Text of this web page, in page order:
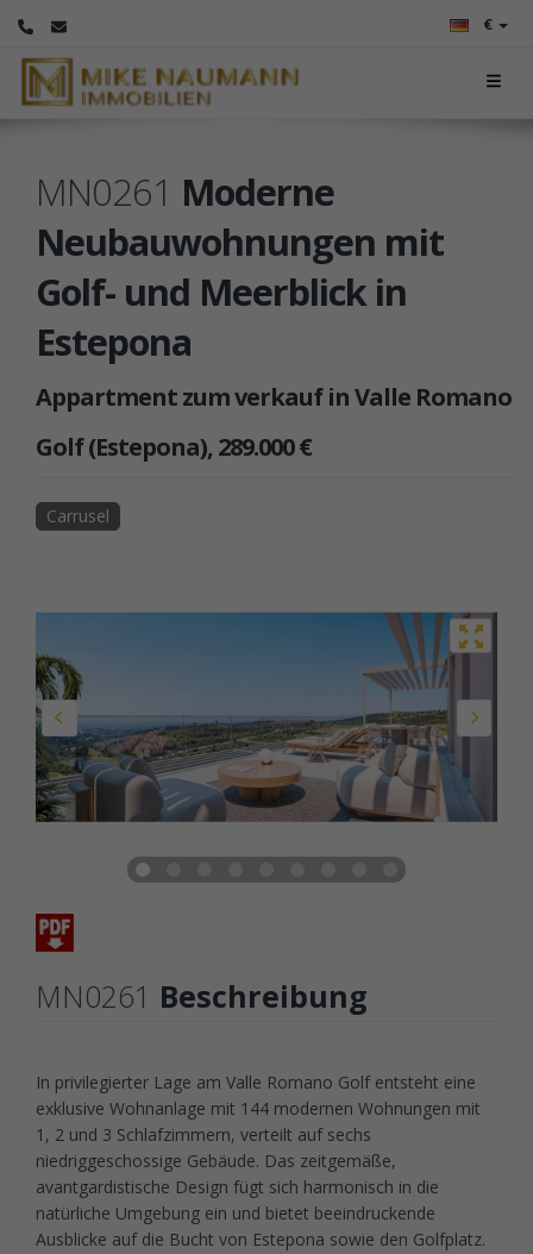
€
MN0261 Moderne
Neubauwohnungen mit
Golf- und Meerblick in
Estepona
Appartment zum verkauf in Valle Romano
Golf (Estepona), 289.000 €
Carrusel
MN0261 Beschreibung
In privilegierter Lage am Valle Romano Golf entsteht eine
exklusive Wohnanlage mit 144 modernen Wohnungen mit
1, 2 und 3 Schlafzimmern, verteilt auf sechs
niedriggeschossige Gebäude. Das zeitgemäße,
avantgardistische Design fügt sich harmonisch in die
natürliche Umgebung ein und bietet beeindruckende
Ausblicke auf die Bucht von Estepona sowie den Golfplatz.